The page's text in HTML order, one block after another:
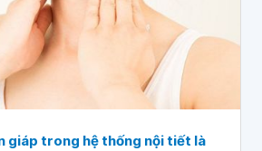
giáp trong hệ thống nội tiết là